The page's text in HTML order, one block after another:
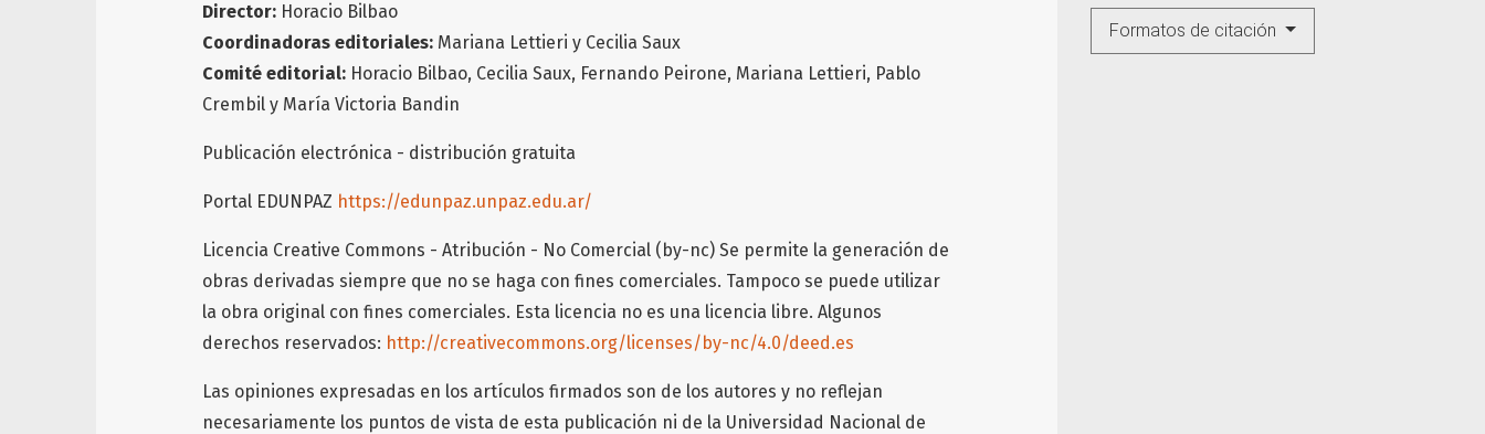
Formatos de citación
Director: Horacio Bilbao
Coordinadoras editoriales: Mariana Lettieri y Cecilia Saux
Comité editorial: Horacio Bilbao, Cecilia Saux, Fernando Peirone, Mariana Lettieri, Pablo
Crembil y María Victoria Bandin
Publicación electrónica - distribución gratuita
Portal EDUNPAZ https://edunpaz.unpaz.edu.ar/
Licencia Creative Commons - Atribución - No Comercial (by-nc) Se permite la generación de
obras derivadas siempre que no se haga con fines comerciales. Tampoco se puede utilizar
la obra original con fines comerciales. Esta licencia no es una licencia libre. Algunos
derechos reservados: http://creativecommons.org/licenses/by-nc/4.0/deed.es
Las opiniones expresadas en los artículos firmados son de los autores y no reflejan
necesariamente los puntos de vista de esta publicación ni de la Universidad Nacional de